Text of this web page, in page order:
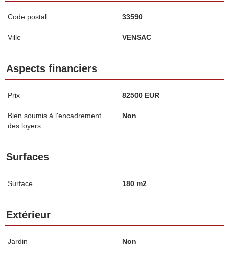
Code postal 33590
Ville VENSAC
Aspects financiers
Prix 82500 EUR
Bien soumis à l'encadrement
des loyers
Non
Surfaces
Surface 180 m2
Extérieur
Jardin Non